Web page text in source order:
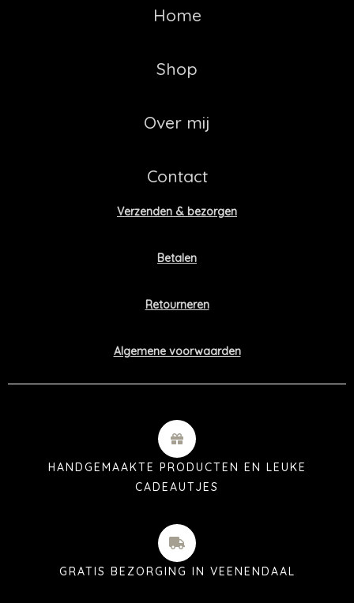
Home
Shop
Over mij
Contact
Verzenden & bezorgen
Betalen
Retourneren
Algemene voorwaarden
HANDGEMAAKTE PRODUCTEN EN LEUKE
CADEAUTJES
GRATIS BEZORGING IN VEENENDAAL